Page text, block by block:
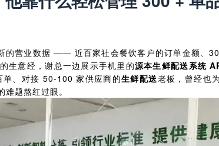
的营业数据 —— 近百家社会餐饮客户的订单金额、
生意经，谢总一边展示手机里的源本生鲜配送系统
单、对接 50-100 家供应商的生鲜配送老板，曾经也
题熬红过眼。